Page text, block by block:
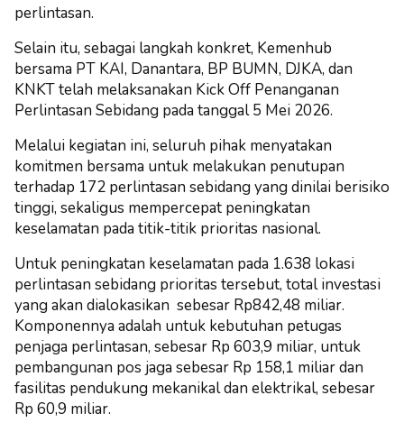
perlintasan.
Selain itu, sebagai langkah konkret, Kemenhub
bersama PT KAI, Danantara, BP BUMN, DJKA, dan
KNKT telah melaksanakan Kick Off Penanganan
Perlintasan Sebidang pada tanggal 5 Mei 2026.
Melalui kegiatan ini, seluruh pihak menyatakan
komitmen bersama untuk melakukan penutupan
terhadap 172 perlintasan sebidang yang dinilai berisiko
tinggi, sekaligus mempercepat peningkatan
keselamatan pada titik-titik prioritas nasional.
Untuk peningkatan keselamatan pada 1.638 lokasi
perlintasan sebidang prioritas tersebut, total investasi
yang akan dialokasikan sebesar Rp842,48 miliar.
Komponennya adalah untuk kebutuhan petugas
penjaga perlintasan, sebesar Rp 603,9 miliar, untuk
pembangunan pos jaga sebesar Rp 158,1 miliar dan
fasilitas pendukung mekanikal dan elektrikal, sebesar
Rp 60,9 miliar.